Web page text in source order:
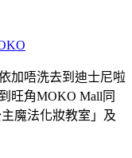
加唔洗去到迪士尼啦
旺角MOKO Mall同
魔法化妝教室」及